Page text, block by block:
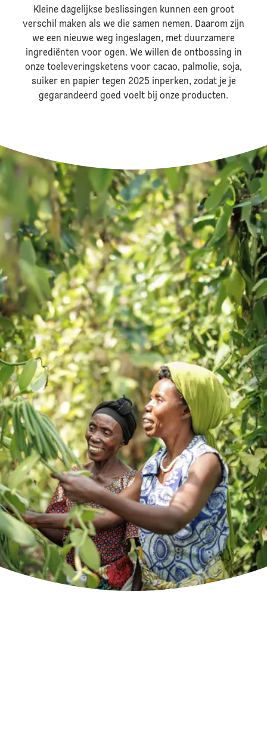
Kleine dagelijkse beslissingen kunnen een groot
verschil maken als we die samen nemen. Daarom zijn
we een nieuwe weg ingeslagen, met duurzamere
ingrediënten voor ogen. We willen de ontbossing in
onze toeleveringsketens voor cacao, palmolie, soja,
suiker en papier tegen 2025 inperken, zodat je je
gegarandeerd goed voelt bij onze producten.